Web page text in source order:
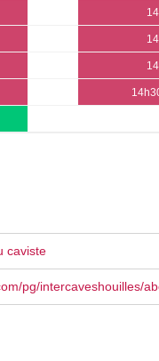
caviste
pg/intercaveshouilles/